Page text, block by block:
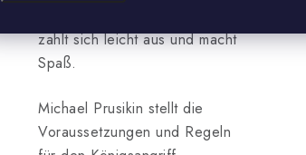
zahlt sich leicht aus und macht
Spaß.
Michael Prusikin stellt die
Voraussetzungen und Regeln